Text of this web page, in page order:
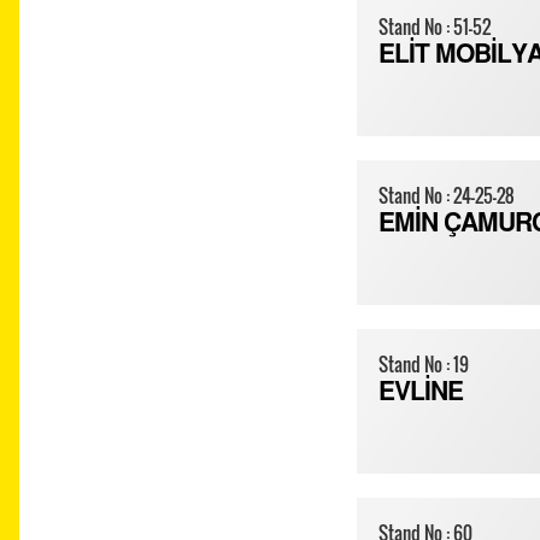
Stand No : 51-52
ELİT
Stand No : 24-25-28
EMİN
Stand No : 19
EVLİNE
Stand No : 60